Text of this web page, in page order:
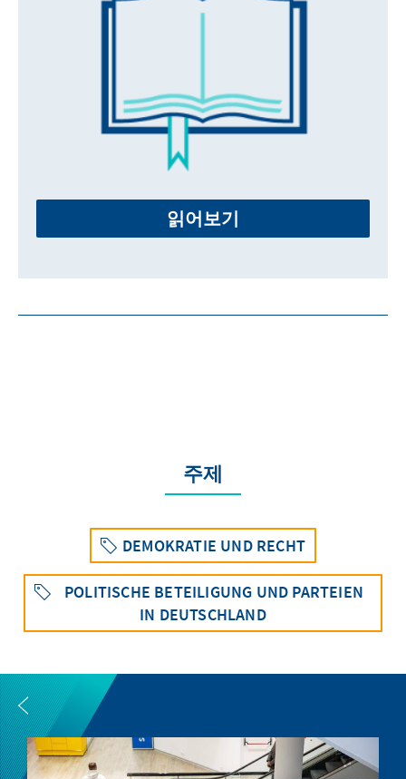
읽어보기
주제
DEMOKRATIE UND RECHT
POLITISCHE BETEILIGUNG UND PARTEIEN
IN DEUTSCHLAND